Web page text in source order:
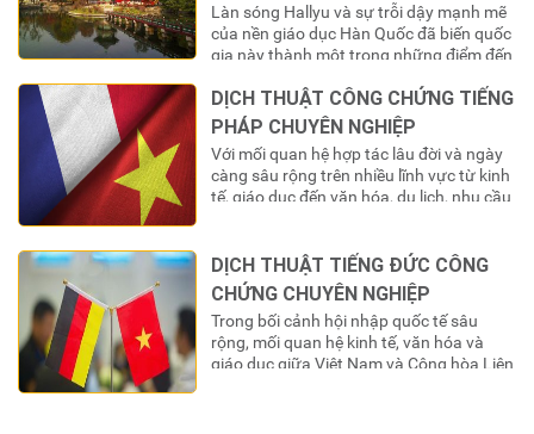
Làn sóng Hallyu và sự trỗi dậy mạnh mẽ
của nền giáo dục Hàn Quốc đã biến quốc
gia này thành một trong những điểm đến
Nam. Hàng năm, hàng chục ngàn bộ hồ
sơ được nộp vào các trường đại học
DỊCH THUẬT CÔNG CHỨNG TIẾNG
PHÁP CHUYÊN NGHIỆP
Với mối quan hệ hợp tác lâu đời và ngày
càng sâu rộng trên nhiều lĩnh vực từ kinh
tế, giáo dục đến văn hóa, du lịch, nhu cầu
nói tiếng Pháp (Pháp ngữ) là rất lớn….
DỊCH THUẬT TIẾNG ĐỨC CÔNG
CHỨNG CHUYÊN NGHIỆP
Trong bối cảnh hội nhập quốc tế sâu
rộng, mối quan hệ kinh tế, văn hóa và
giáo dục giữa Việt Nam và Cộng hòa Liên